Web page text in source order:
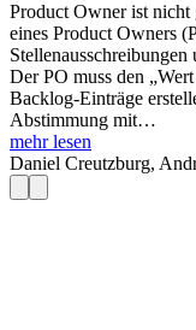
Product Owner ist
eines Product Owners
Der PO muss den
Backlog-Einträge
Abstimmung mit…
mehr lesen
Daniel Creutzburg,